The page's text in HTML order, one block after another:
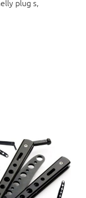
plug s,